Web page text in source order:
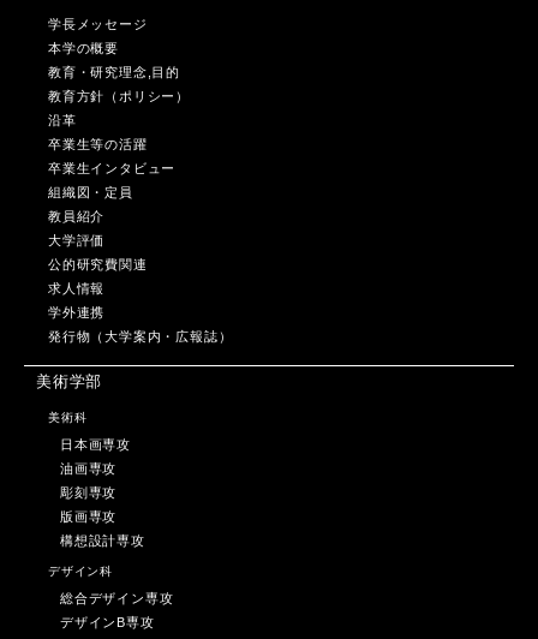
学長メッセージ
本学の概要
教育・研究理念,目的
教育方針（ポリシー）
沿革
卒業生等の活躍
卒業生インタビュー
組織図・定員
教員紹介
大学評価
公的研究費関連
求人情報
学外連携
発行物（大学案内・広報誌）
美術学部
美術科
日本画専攻
油画専攻
彫刻専攻
版画専攻
構想設計専攻
デザイン科
総合デザイン専攻
デザインB専攻